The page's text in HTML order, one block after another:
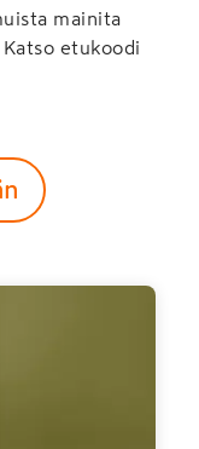
mainita
etukoodi